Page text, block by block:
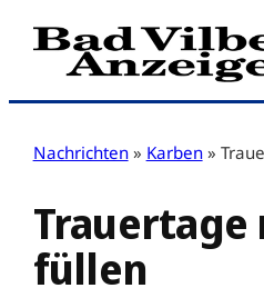
Zum
Inhalt
Nachrichten » Karben »
Trauertage
füllen